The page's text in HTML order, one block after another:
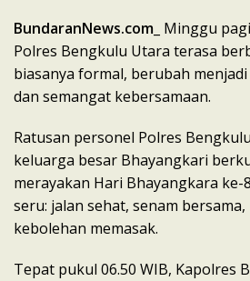
BundaranNews.com _ Minggu
Polres Bengkulu Utara terasa
biasanya formal, berubah
dan semangat kebersamaan.
Ratusan personel Polres
keluarga besar Bhayangkari
merayakan Hari Bhayangkara ke-
seru: jalan sehat, senam
kebolehan memasak.
​Tepat pukul 06.50 WIB, Kapolres